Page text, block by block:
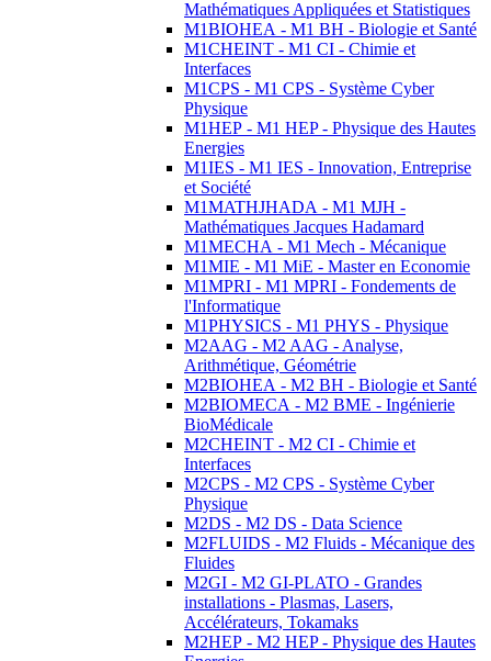
Mathématiques Appliquées et Statistiques
M1BIOHEA - M1 BH - Biologie et Santé
M1CHEINT - M1 CI - Chimie et
Interfaces
M1CPS - M1 CPS - Système Cyber
Physique
M1HEP - M1 HEP - Physique des Hautes
Energies
M1IES - M1 IES - Innovation, Entreprise
et Société
M1MATHJHADA - M1 MJH -
Mathématiques Jacques Hadamard
M1MECHA - M1 Mech - Mécanique
M1MIE - M1 MiE - Master en Economie
M1MPRI - M1 MPRI - Fondements de
l'Informatique
M1PHYSICS - M1 PHYS - Physique
M2AAG - M2 AAG - Analyse,
Arithmétique, Géométrie
M2BIOHEA - M2 BH - Biologie et Santé
M2BIOMECA - M2 BME - Ingénierie
BioMédicale
M2CHEINT - M2 CI - Chimie et
Interfaces
M2CPS - M2 CPS - Système Cyber
Physique
M2DS - M2 DS - Data Science
M2FLUIDS - M2 Fluids - Mécanique des
Fluides
M2GI - M2 GI-PLATO - Grandes
installations - Plasmas, Lasers,
Accélérateurs, Tokamaks
M2HEP - M2 HEP - Physique des Hautes